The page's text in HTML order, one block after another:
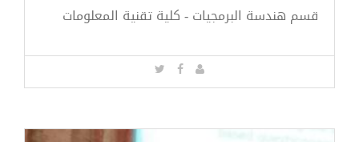
قسم هندسة البرمجيات - كلية تقنية المعلومات